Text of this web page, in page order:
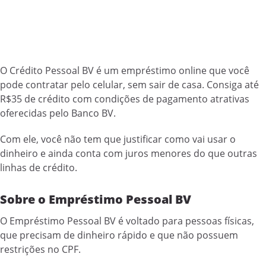
O Crédito Pessoal BV é um empréstimo online que você
pode contratar pelo celular, sem sair de casa. Consiga até
R$35 de crédito com condições de pagamento atrativas
oferecidas pelo Banco BV.
Com ele, você não tem que justificar como vai usar o
dinheiro e ainda conta com juros menores do que outras
linhas de crédito.
Sobre o Empréstimo Pessoal BV
O Empréstimo Pessoal BV é voltado para pessoas físicas,
que precisam de dinheiro rápido e que não possuem
restrições no CPF.